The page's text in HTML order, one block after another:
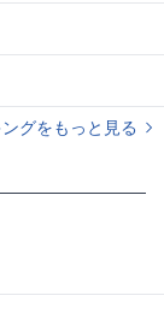
グをもっと見る